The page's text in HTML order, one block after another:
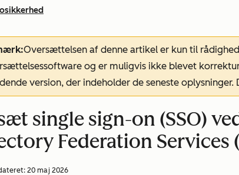
Oversættelsen af denne artikel er kun til
og er muligvis ikke blevet
version, der indeholder de seneste oplysninger.
single sign-on (SSO)
Federation Services
20 maj 2026